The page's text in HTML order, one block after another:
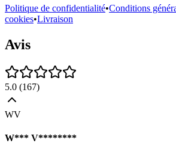
Politique de confidentialité•Conditions
cookies•Livraison
Avis
5.0 (167)
WV
W*** V********